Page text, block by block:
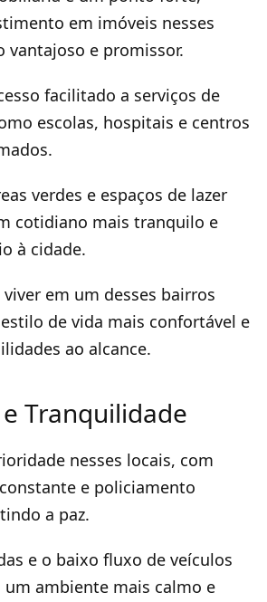
em imóveis nesses
vantajoso e promissor.
facilitado a serviços de
escolas, hospitais e centros
verdes e espaços de lazer
cotidiano mais tranquilo e
à cidade.
em um desses bairros
de vida mais confortável e
ao alcance.
Tranquilidade
nesses locais, com
e policiamento
a paz.
e o baixo fluxo de veículos
ambiente mais calmo e